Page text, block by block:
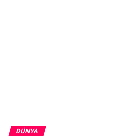
DÜNYA